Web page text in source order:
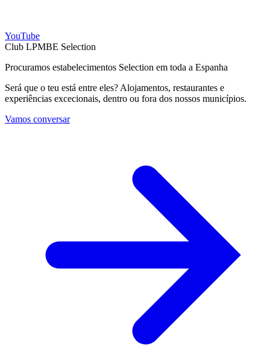
YouTube
Club LPMBE Selection
Procuramos estabelecimentos Selection em toda a Espanha
Será que o teu está entre eles? Alojamentos, restaurantes e
experiências excecionais, dentro ou fora dos nossos municípios.
Vamos conversar